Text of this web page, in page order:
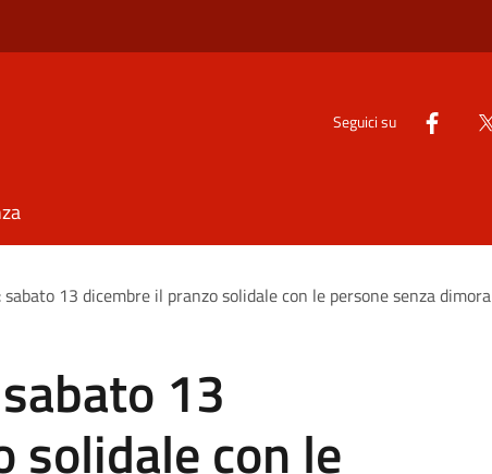
Seguici su
13 dicembre il pranzo solidale con le persone senza dimora
13
solidale con le